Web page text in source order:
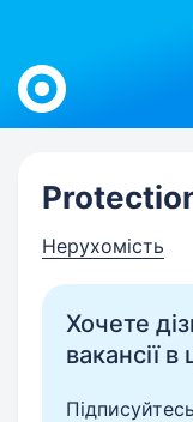
Work.ua
Нерухомість
Хочете
вакансії в